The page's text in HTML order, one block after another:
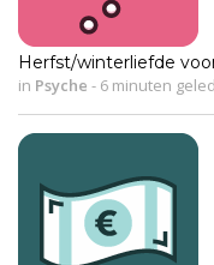
Herfst/winterliefde
in Psyche - 6 minuten